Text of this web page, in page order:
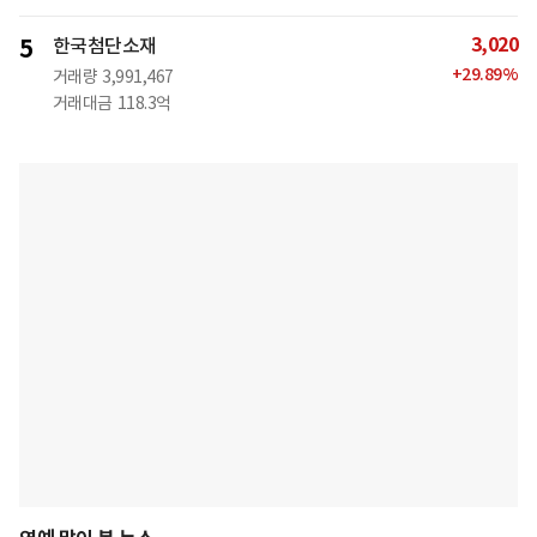
5 한국첨단소재
거래량 3,991,467
거래대금 118.3억
3,020
+29.89%